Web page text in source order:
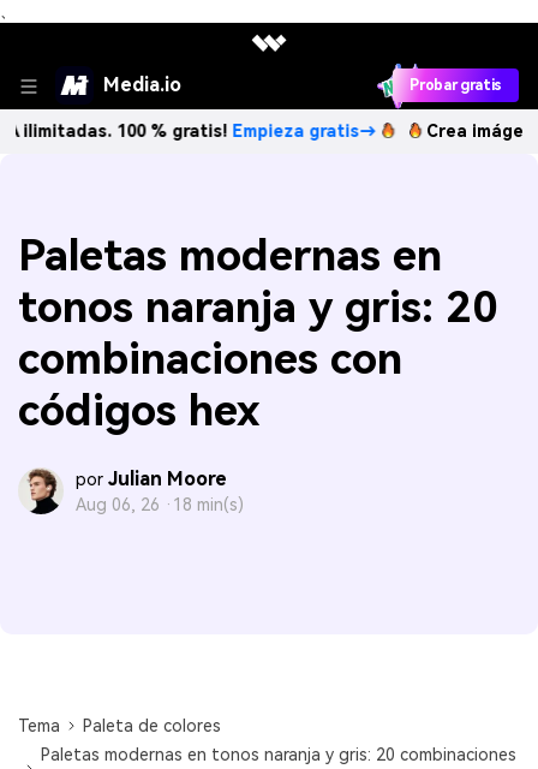
、
Media.io Probar gratis
100 % gratis!Empieza gratis→ Crea imágenes IA
Paletas modernas en
tonos naranja y gris: 20
combinaciones con
códigos hex
por Julian Moore
Aug 06, 26 · 18 min(s)
Tema
Paleta de colores
Paletas modernas en tonos naranja y gris: 20 combinaciones